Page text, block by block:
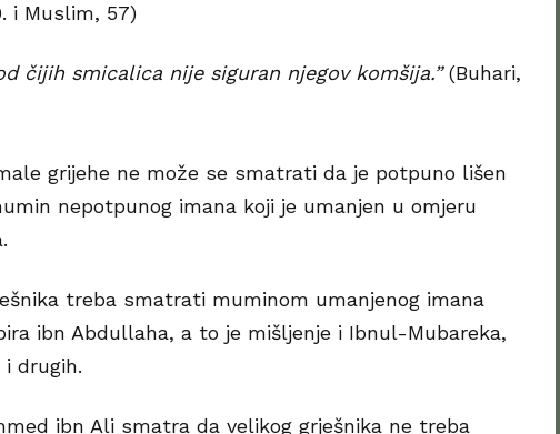
i Muslim, 57)
čijih smicalica nije siguran njegov komšija.”(Buhari,
grijehe ne može se smatrati da je potpuno lišen
nepotpunog imana koji je umanjen u omjeru
treba smatrati muminom umanjenog imana
ibn Abdullaha, a to je mišljenje i Ibnul-Mubareka,
i drugih.
ibn Ali smatra da velikog grješnika ne treba